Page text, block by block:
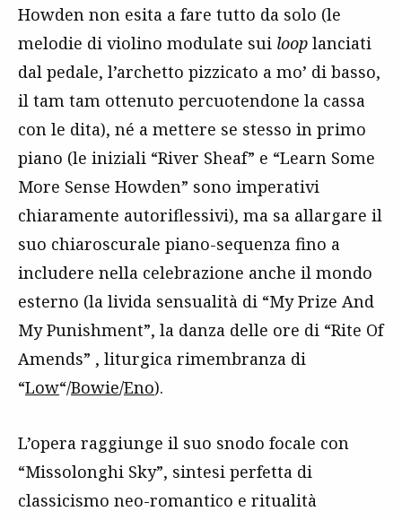
Howden non esita a fare tutto da solo (le
melodie di violino modulate sui loop lanciati
dal pedale, l’archetto pizzicato a mo’ di basso,
il tam tam ottenuto percuotendone la cassa
con le dita), né a mettere se stesso in primo
piano (le iniziali “River Sheaf” e “Learn Some
More Sense Howden” sono imperativi
chiaramente autoriflessivi), ma sa allargare il
suo chiaroscurale piano-sequenza fino a
includere nella celebrazione anche il mondo
esterno (la livida sensualità di “My Prize And
My Punishment”, la danza delle ore di “Rite Of
Amends” , liturgica rimembranza di
“Low“/Bowie/Eno).
L’opera raggiunge il suo snodo focale con
“Missolonghi Sky”, sintesi perfetta di
classicismo neo-romantico e ritualità